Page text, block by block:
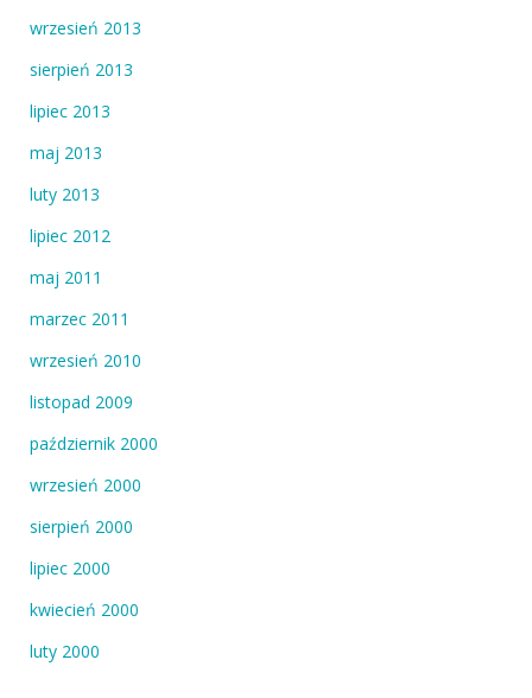
wrzesień 2013
sierpień 2013
lipiec 2013
maj 2013
luty 2013
lipiec 2012
maj 2011
marzec 2011
wrzesień 2010
listopad 2009
październik 2000
wrzesień 2000
sierpień 2000
lipiec 2000
kwiecień 2000
luty 2000